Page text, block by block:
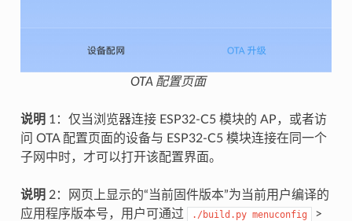
OTA 配置页面
说明 1：仅当浏览器连接 ESP32-C5 模块的 AP，或者访
问 OTA 配置页面的设备与 ESP32-C5 模块连接在同一个
子网中时，才可以打开该配置界面。
说明 2：网页上显示的“当前固件版本”为当前用户编译的
应用程序版本号，用户可通过
./build.py menuconfig >